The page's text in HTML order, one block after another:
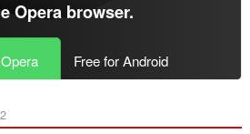
Opera browser.
Free for Android